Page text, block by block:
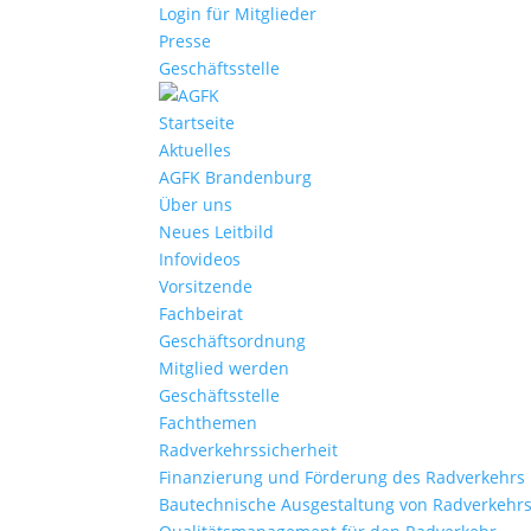
Login für Mitglieder
Presse
Geschäftsstelle
Startseite
Aktuelles
AGFK Brandenburg
Über uns
Neues Leitbild
Infovideos
Vorsitzende
Fachbeirat
Geschäftsordnung
Mitglied werden
Geschäftsstelle
Fachthemen
Radverkehrssicherheit
Finanzierung und Förderung des Radverkehrs
Bautechnische Ausgestaltung von